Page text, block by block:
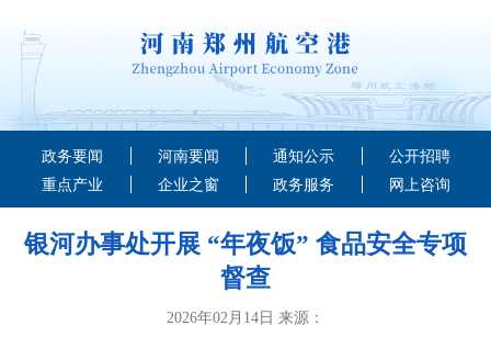
政务要闻 河南要闻 通知公示
公开招聘
重点产业
企业之窗 政务服务 网上咨询
银河办事处开展 “年夜饭” 食品安全专项
督查
2026年02月14日 来源：